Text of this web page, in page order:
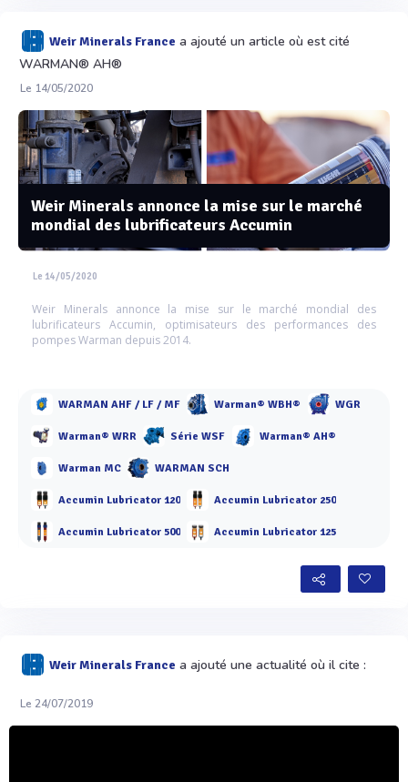
Weir Minerals France a ajouté un article où est cité
WARMAN® AH®
Le 14/05/2020
Weir Minerals annonce la mise sur le marché
mondial des lubrificateurs Accumin
Le 14/05/2020
Weir Minerals annonce la mise sur le marché mondial des
lubrificateurs Accumin, optimisateurs des performances des
pompes Warman depuis 2014.
WARMAN AHF / LF / MF Warman® WBH® WGR
Warman® WRR Série WSF Warman® AH®
Warman MC WARMAN SCH
Accumin Lubricator 120 Accumin Lubricator 250
Accumin Lubricator 500 Accumin Lubricator 125
Weir Minerals France a ajouté une actualité où il cite :
Le 24/07/2019